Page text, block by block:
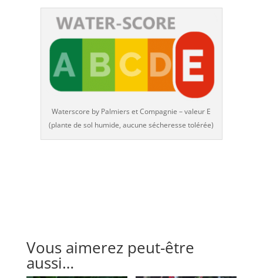
Waterscore by Palmiers et Compagnie – valeur E
(plante de sol humide, aucune sécheresse tolérée)
Vous aimerez peut-être
aussi…